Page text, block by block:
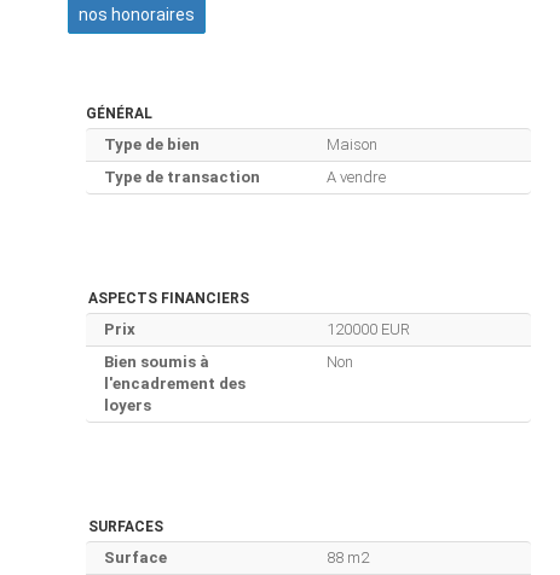
nos honoraires
GÉNÉRAL
Type de bien
Maison
Type de transaction
A vendre
ASPECTS FINANCIERS
Prix
120000 EUR
Bien soumis à
l'encadrement des
loyers
Non
SURFACES
Surface
88 m2